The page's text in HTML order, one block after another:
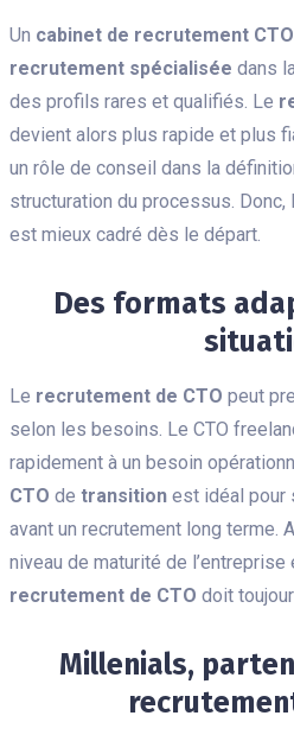
Un cabinet de recrutement CTO
recrutement spécialisée dans
des profils rares et qualifiés. Le
devient alors plus rapide et plus
un rôle de conseil dans la
structuration du processus. Donc,
est mieux cadré dès le départ.
Des formats
Le recrutement de CTO peut
selon les besoins. Le CTO
rapidement à un besoin
CTO de transition est idéal pour
avant un recrutement long terme.
niveau de maturité de
recrutement de CTO doit
Millenials,